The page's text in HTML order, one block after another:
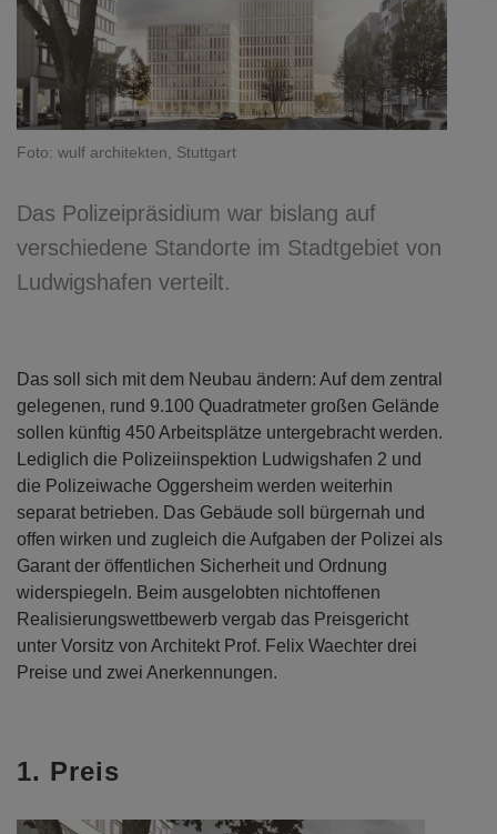
Foto: wulf architekten, Stuttgart
Das Polizeipräsidium war bislang auf
verschiedene Standorte im Stadtgebiet von
Ludwigshafen verteilt.
Das soll sich mit dem Neubau ändern: Auf dem zentral
gelegenen, rund 9.100 Quadratmeter großen Gelände
sollen künftig 450 Arbeitsplätze untergebracht werden.
Lediglich die Polizeiinspektion Ludwigshafen 2 und
die Polizeiwache Oggersheim werden weiterhin
separat betrieben. Das Gebäude soll bürgernah und
offen wirken und zugleich die Aufgaben der Polizei als
Garant der öffentlichen Sicherheit und Ordnung
widerspiegeln. Beim ausgelobten nichtoffenen
Realisierungswettbewerb vergab das Preisgericht
unter Vorsitz von Architekt Prof. Felix Waechter drei
Preise und zwei Anerkennungen.
1. Preis